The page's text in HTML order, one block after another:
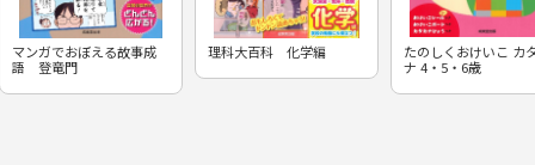
マンガでおぼえる故事成
語 登竜門
理科大百科 化学編
たのしくおけいこ カ
ナ 4・5・6歳